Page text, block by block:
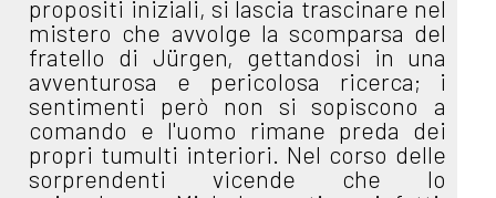
propositi iniziali, si lascia trascinare nel
mistero che avvolge la scomparsa del
fratello di Jürgen, gettandosi in una
avventurosa e pericolosa ricerca; i
sentimenti però non si sopiscono a
comando e l'uomo rimane preda dei
propri tumulti interiori. Nel corso delle
sorprendenti vicende che lo